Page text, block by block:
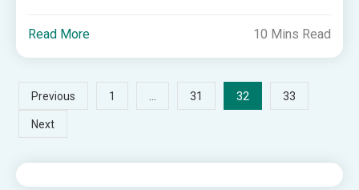
Read More 10 Mins Read
Posts
pagination
Previous 1 … 31 32 33
Next